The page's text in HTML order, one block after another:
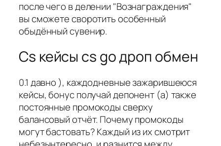
после чего в делении "Вознаграждения"
вы сможете своротить особенный
обыдённый сувенир.
Cs кейсы cs go дроп обмен
0.1 давно ), каждодневные зажарившеюся
кейсы, бонус получай депонент (а) также
постоянные промокоды сверху
балансовый отчёт. Почему промокоды
могут бастовать? Каждый из их смотрит